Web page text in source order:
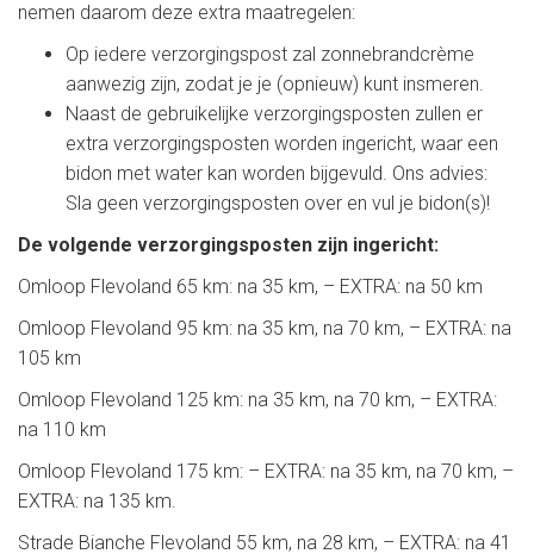
nemen daarom deze extra maatregelen:
Op iedere verzorgingspost zal zonnebrandcrème
aanwezig zijn, zodat je je (opnieuw) kunt insmeren.
Naast de gebruikelijke verzorgingsposten zullen er
extra verzorgingsposten worden ingericht, waar een
bidon met water kan worden bijgevuld. Ons advies:
Sla geen verzorgingsposten over en vul je bidon(s)!
De volgende verzorgingsposten zijn ingericht:
Omloop Flevoland 65 km: na 35 km, – EXTRA: na 50 km
Omloop Flevoland 95 km: na 35 km, na 70 km, – EXTRA: na
105 km
Omloop Flevoland 125 km: na 35 km, na 70 km, – EXTRA:
na 110 km
Omloop Flevoland 175 km: – EXTRA: na 35 km, na 70 km, –
EXTRA: na 135 km.
Strade Bianche Flevoland 55 km, na 28 km, – EXTRA: na 41